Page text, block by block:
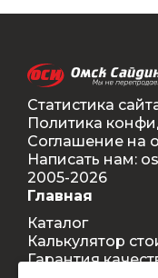
Статистика
Политика
Соглашение на
Написать нам:
2005-2026
Главная
Каталог
Калькулятор
Гарантия